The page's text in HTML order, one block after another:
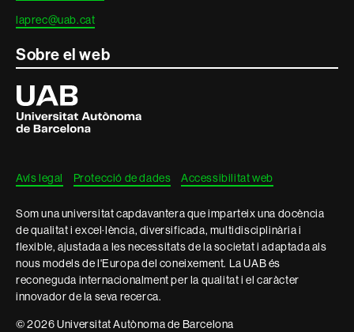
laprec@uab.cat
Sobre el web
Universitat
Autònoma
de
Barcelona
Avís legal Protecció de dades Accessibilitat web
Som una universitat capdavantera que imparteix una docència
de qualitat i excel·lència, diversificada, multidisciplinària i
flexible, ajustada a les necessitats de la societat i adaptada als
nous models de l'Europa del coneixement. La UAB és
reconeguda internacionalment per la qualitat i el caràcter
innovador de la seva recerca.
© 2026 Universitat Autònoma de Barcelona